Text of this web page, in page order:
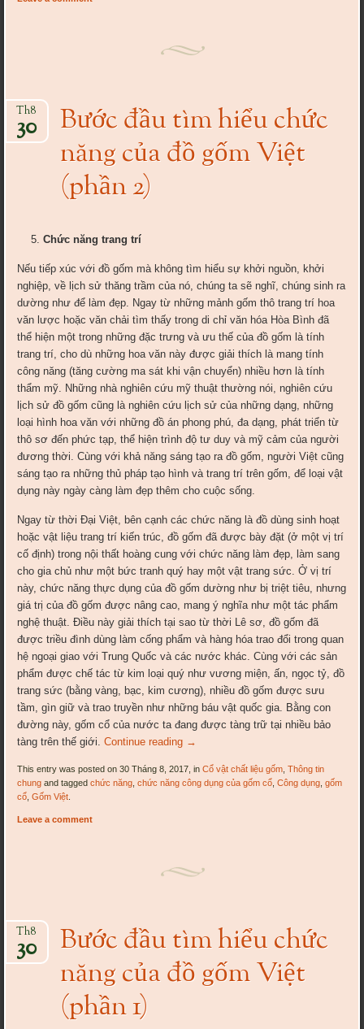
Bước đầu tìm hiểu chức
năng của đồ gốm Việt
(phần 2)
Th8
30
Chức năng trang trí
Nếu tiếp xúc với đồ gốm mà không tìm hiểu sự khởi nguồn, khởi
nghiệp, về lịch sử thăng trầm của nó, chúng ta sẽ nghĩ, chúng sinh ra
dường như để làm đẹp. Ngay từ những mảnh gốm thô trang trí hoa
văn lược hoặc văn chải tìm thấy trong di chỉ văn hóa Hòa Bình đã
thể hiện một trong những đặc trưng và ưu thế của đồ gốm là tính
trang trí, cho dù những hoa văn này được giải thích là mang tính
công năng (tăng cường ma sát khi vận chuyển) nhiều hơn là tính
thẩm mỹ. Những nhà nghiên cứu mỹ thuật thường nói, nghiên cứu
lịch sử đồ gốm cũng là nghiên cứu lịch sử của những dạng, những
loại hình hoa văn với những đồ án phong phú, đa dạng, phát triển từ
thô sơ đến phức tạp, thể hiện trình độ tư duy và mỹ cảm của người
đương thời. Cùng với khả năng sáng tạo ra đồ gốm, người Việt cũng
sáng tạo ra những thủ pháp tạo hình và trang trí trên gốm, để loại vật
dụng này ngày càng làm đẹp thêm cho cuộc sống.
Ngay từ thời Đại Việt, bên cạnh các chức năng là đồ dùng sinh hoạt
hoặc vật liệu trang trí kiến trúc, đồ gốm đã được bày đặt (ở một vị trí
cố định) trong nội thất hoàng cung với chức năng làm đẹp, làm sang
cho gia chủ như một bức tranh quý hay một vật trang sức. Ở vị trí
này, chức năng thực dụng của đồ gốm dường như bị triệt tiêu, nhưng
giá trị của đồ gốm được nâng cao, mang ý nghĩa như một tác phẩm
nghệ thuật. Điều này giải thích tại sao từ thời Lê sơ, đồ gốm đã
được triều đình dùng làm cống phẩm và hàng hóa trao đổi trong quan
hệ ngoại giao với Trung Quốc và các nước khác. Cùng với các sản
phẩm được chế tác từ kim loại quý như vương miện, ấn, ngọc tỷ, đồ
trang sức (bằng vàng, bạc, kim cương), nhiều đồ gốm được sưu
tầm, gìn giữ và trao truyền như những báu vật quốc gia. Bằng con
đường này, gốm cổ của nước ta đang được tàng trữ tại nhiều bảo
tàng trên thế giới.Continue reading →
This entry was posted on 30 Tháng 8, 2017, inCổ vật chất liệu gốm ,Thông tin
chung and taggedchức năng ,chức năng công dụng của gốm cổ ,Công dụng ,gốm
cổ ,Gốm Việt
Leave a comment
Bước đầu tìm hiểu chức
năng của đồ gốm Việt
(phần 1)
Th8
30